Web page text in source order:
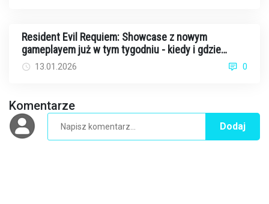
Resident Evil Requiem: Showcase z nowym
gameplayem już w tym tygodniu - kiedy i gdzie
oglądać?
13.01.2026 0
Komentarze
Dodaj